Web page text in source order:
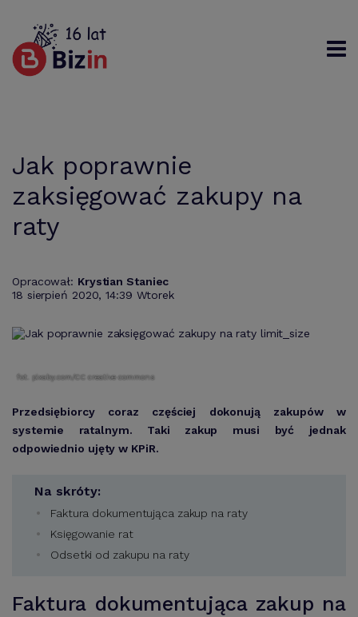
Jak poprawnie
zaksięgować zakupy na
raty
Opracował: Krystian Staniec
18 sierpień 2020, 14:39 Wtorek
fot. pixaby.com/CC creative commons
Przedsiębiorcy coraz częściej dokonują zakupów w
systemie ratalnym. Taki zakup musi być jednak
odpowiednio ujęty w KPiR.
Na skróty:
Faktura dokumentująca zakup na raty
Księgowanie rat
Odsetki od zakupu na raty
Faktura dokumentująca zakup na